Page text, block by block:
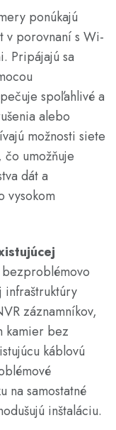
ponúkajú
v porovnaní s Wi-
Pripájajú sa
spoľahlivé a
alebo
možnosti siete
čo umožňuje
dát a
vysokom
bezproblémovo
infraštruktúry
záznamníkov,
kamier bez
káblovú
na samostatné
inštaláciu.